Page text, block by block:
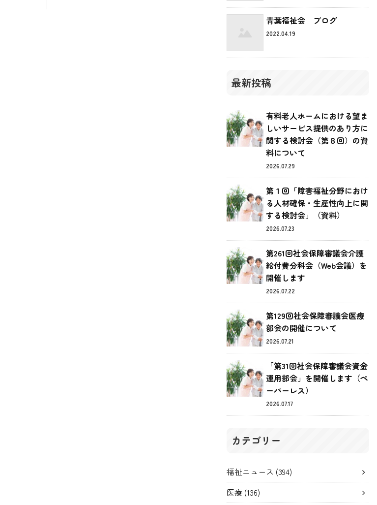
青葉福祉会 ブログ
2022.04.19
最新投稿
有料老人ホームにおける望ま
しいサービス提供のあり方に
関する検討会（第８回）の資
料について
2026.07.29
第１回「障害福祉分野におけ
る人材確保・生産性向上に関
する検討会」（資料）
2026.07.23
第261回社会保障審議会介護
給付費分科会（Web会議）を
開催します
2026.07.22
第129回社会保障審議会医療
部会の開催について
2026.07.21
「第31回社会保障審議会資金
運用部会」を開催します（ペ
ーパーレス）
2026.07.17
カテゴリー
福祉ニュース (394)
医療 (136)